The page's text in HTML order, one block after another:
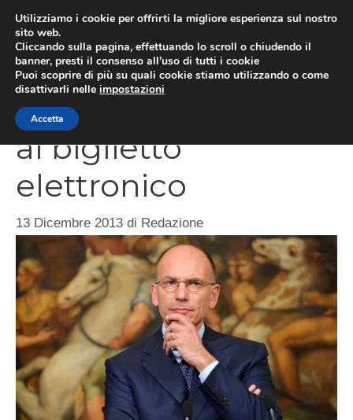
contenuto
Legge di Stabilità: si
al biglietto
elettronico
13 Dicembre 2013 di Redazione
Utilizziamo i cookie per offrirti la migliore esperienza sul nostro
sito web.
Cliccando sulla pagina, effettuando lo scroll o chiudendo il
banner, presti il consenso all’uso di tutti i cookie
Puoi scoprire di più su quali cookie stiamo utilizzando o come
disattivarli nelle impostazioni
Accetta